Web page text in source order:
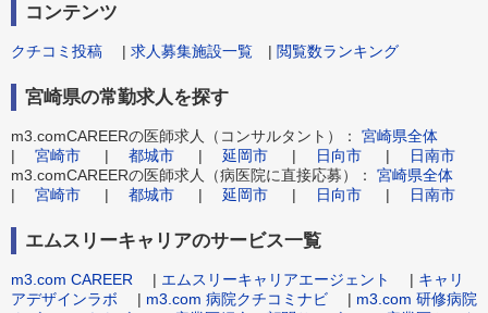
コンテンツ
クチコミ投稿 | 求人募集施設一覧 | 閲覧数ランキング
宮崎県の常勤求人を探す
m3.comCAREERの医師求人（コンサルタント）： 宮崎県全体
| 宮崎市 | 都城市 | 延岡市 | 日向市 |
日南市
m3.comCAREERの医師求人（病医院に直接応募）： 宮崎県全体
| 宮崎市 | 都城市 | 延岡市 | 日向市 | 日南市
エムスリーキャリアのサービス一覧
m3.com CAREER | エムスリーキャリアエージェント | キャリ
アデザインラボ | m3.com 病院クチコミナビ | m3.com 研修病院